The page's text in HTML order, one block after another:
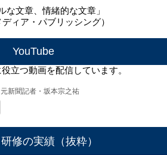
な文章、情緒的な文章」
ディア・パブリッシング）
YouTube
立つ動画を配信しています。
修の実績（抜粋）